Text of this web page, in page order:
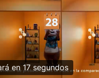
en 17 segundos